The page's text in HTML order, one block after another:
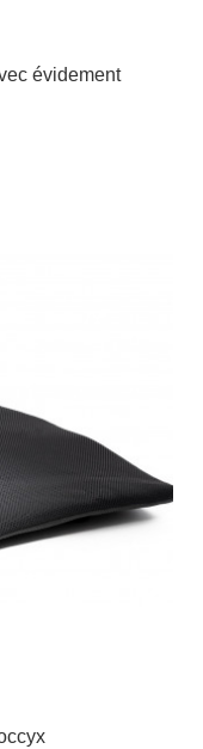
évidement